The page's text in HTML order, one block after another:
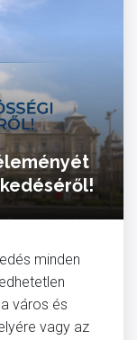
minden
város és
vagy az